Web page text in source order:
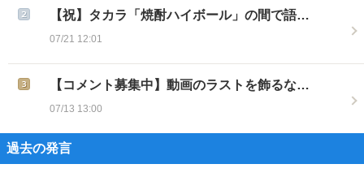
【祝】タカラ「焼酎ハイボール」の間で語…
07/21 12:01
【コメント募集中】動画のラストを飾るな…
07/13 13:00
過去の発言